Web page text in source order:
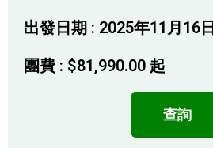
出發日期 : 2025年11月16日
團費 : $81,990.00 起
查詢